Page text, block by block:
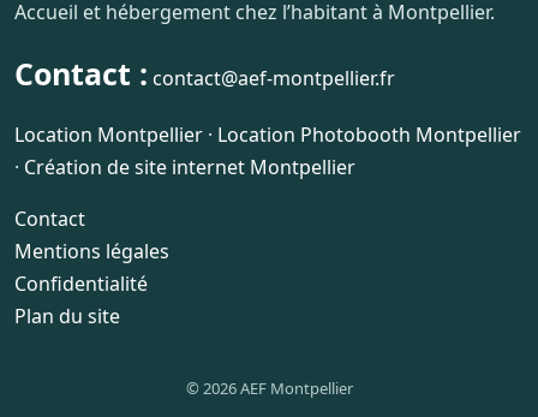
Accueil et hébergement chez l’habitant à Montpellier.
Contact : contact@aef-montpellier.fr
Location Montpellier · Location Photobooth Montpellier
· Création de site internet Montpellier
Contact
Mentions légales
Confidentialité
Plan du site
© 2026 AEF Montpellier